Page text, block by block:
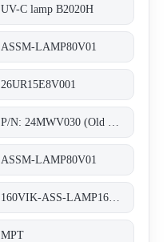
UV-C lamp B2020H
ASSM-LAMP80V01
26UR15E8V001
ASSM-LAMP80V01
MPT